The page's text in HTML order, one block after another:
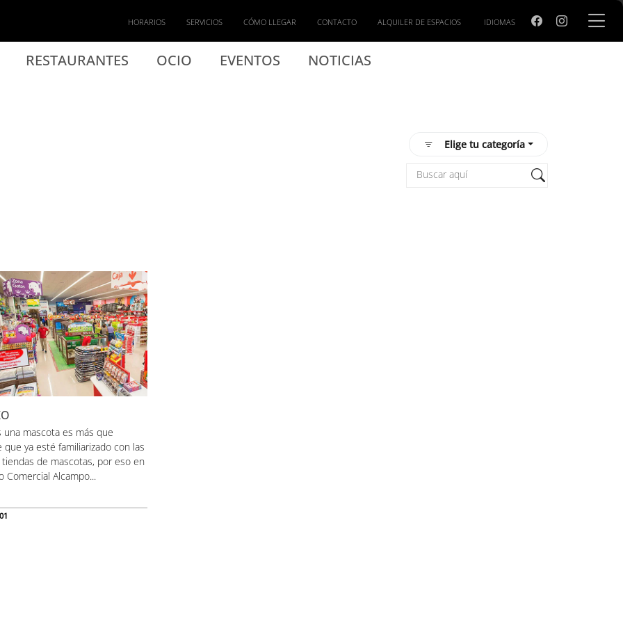
RESTAURANTES OCIO EVENTOS NOTICIAS
HORARIOS SERVICIOS CÓMO LLEGAR CONTACTO ALQUILER DE ESPACIOS IDIOMAS
Elige tu categoría
una mascota es más que
que ya esté familiarizado con las
de mascotas, por eso en
Comercial Alcampo...